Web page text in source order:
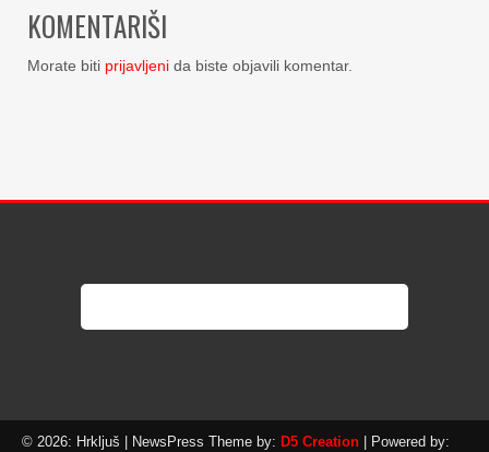
KOMENTARIŠI
Morate biti prijavljeni da biste objavili komentar.
© 2026: Hrkljuš | NewsPress Theme by: D5 Creation | Powered by: